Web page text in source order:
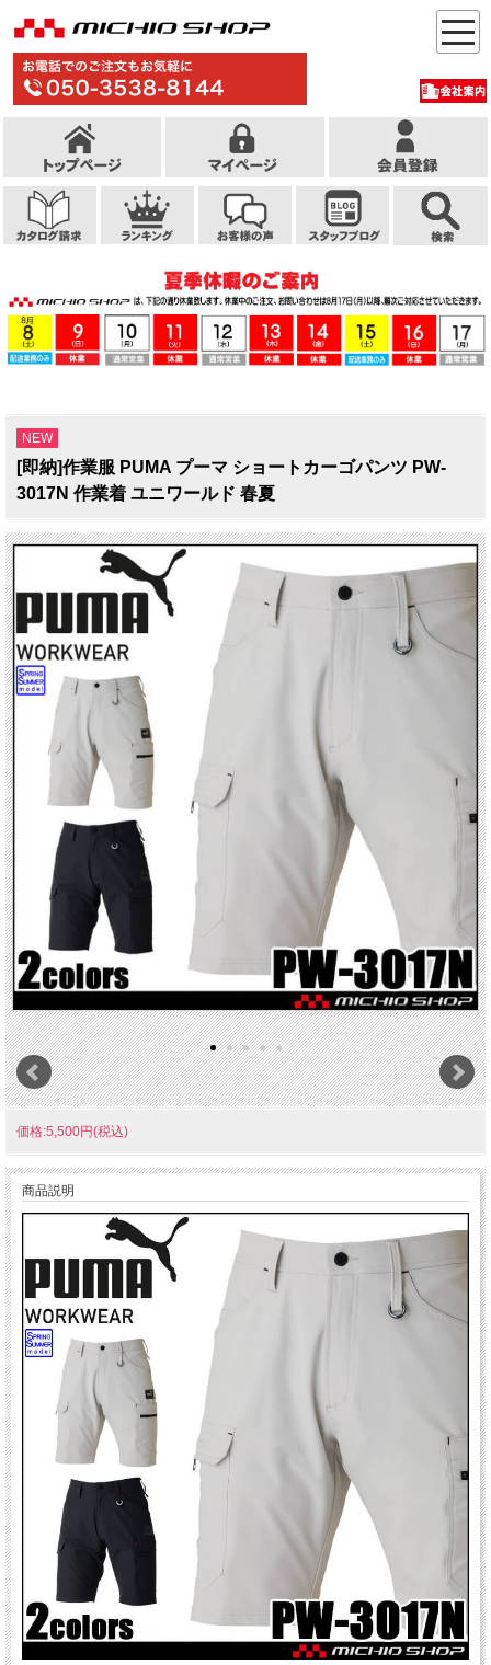
NEW
[即納]作業服 PUMA プーマ ショートカーゴパンツ PW-
3017N 作業着 ユニワールド 春夏
価格:5,500円(税込)
商品説明